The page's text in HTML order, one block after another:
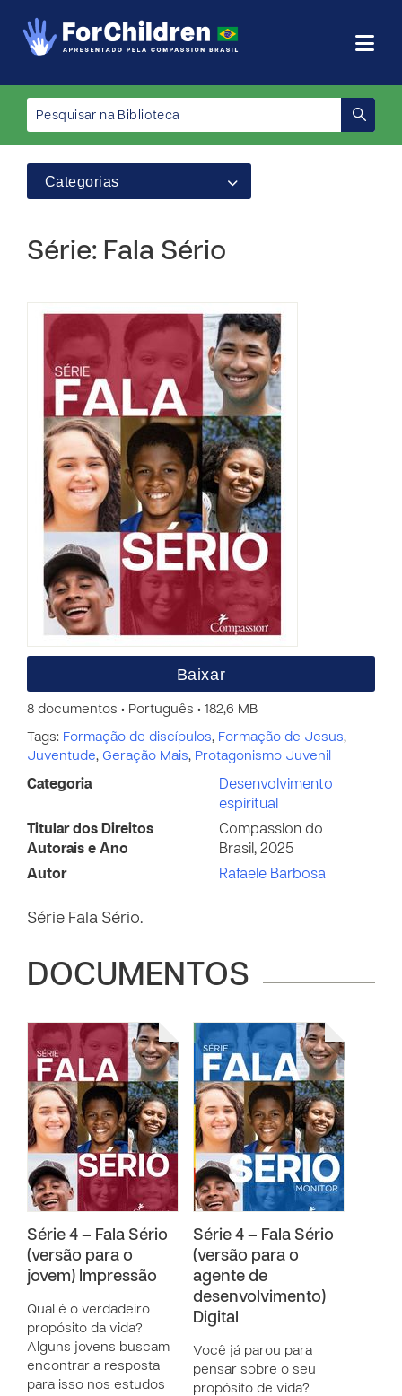
Categorias
Série: Fala Sério
Baixar
8 documentos • Português • 182,6 MB
Tags: Formação de discípulos, Formação de Jesus,
Juventude, Geração Mais, Protagonismo Juvenil
Categoria
Desenvolvimento
espiritual
Titular dos Direitos
Autorais e Ano
Compassion do
Brasil, 2025
Autor
Rafaele Barbosa
Série Fala Sério.
DOCUMENTOS
Série 4 – Fala Sério
(versão para o
jovem) Impressão
Qual é o verdadeiro
propósito da vida?
Alguns jovens buscam
encontrar a resposta
para isso nos estudos
Série 4 – Fala Sério
(versão para o
agente de
desenvolvimento)
Digital
Você já parou para
pensar sobre o seu
propósito de vida?